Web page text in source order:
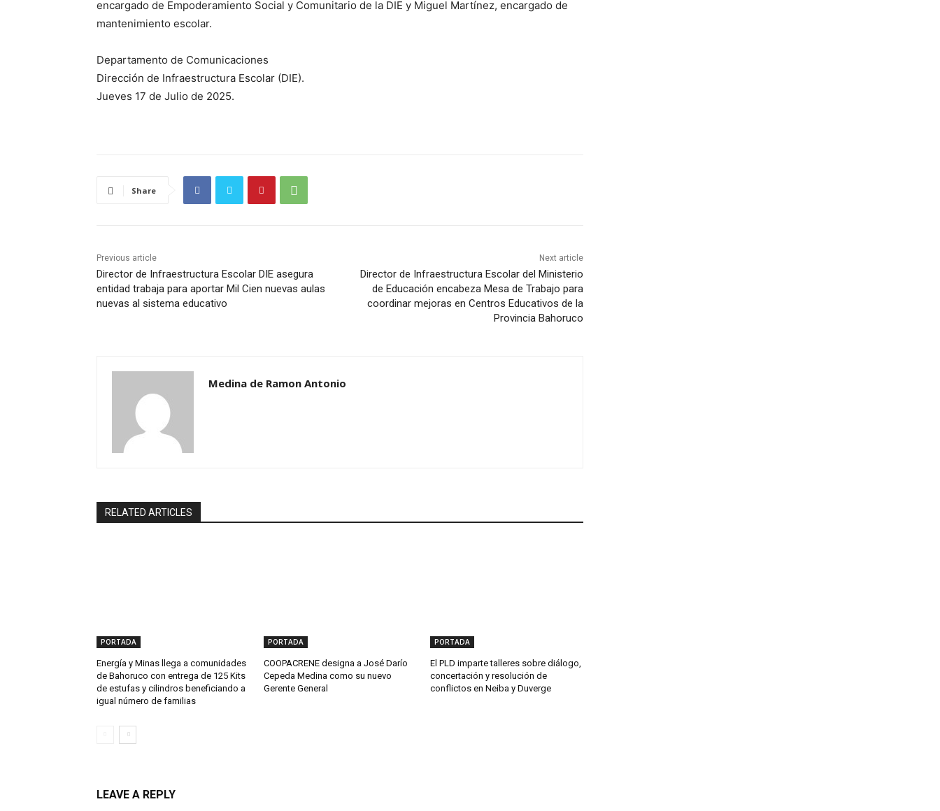
encargado de Empoderamiento Social y Comunitario de la DIE y Miguel Martínez, encargado de
mantenimiento escolar.
Departamento de Comunicaciones
Dirección de Infraestructura Escolar (DIE).
Jueves 17 de Julio de 2025.
Share
Previous article
Director de Infraestructura Escolar DIE asegura
entidad trabaja para aportar Mil Cien nuevas aulas
nuevas al sistema educativo
Next article
Director de Infraestructura Escolar del Ministerio
de Educación encabeza Mesa de Trabajo para
coordinar mejoras en Centros Educativos de la
Provincia Bahoruco
Medina de Ramon Antonio
RELATED ARTICLES
PORTADA
Energía y Minas llega a comunidades
de Bahoruco con entrega de 125 Kits
de estufas y cilindros beneficiando a
igual número de familias
PORTADA
COOPACRENE designa a José Darío
Cepeda Medina como su nuevo
Gerente General
PORTADA
El PLD imparte talleres sobre diálogo,
concertación y resolución de
conflictos en Neiba y Duverge
LEAVE A REPLY